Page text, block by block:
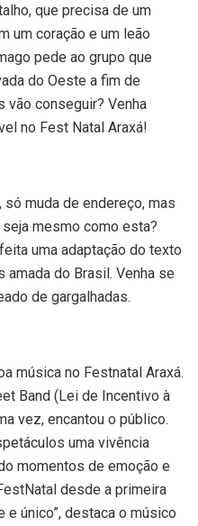
que precisa de um
um coração e um leão
pede ao grupo que
do Oeste a fim de
vão conseguir? Venha
no Fest Natal Araxá!
muda de endereço, mas
mesmo como esta?
uma adaptação do texto
do Brasil. Venha se
de gargalhadas.
música no Festnatal Araxá.
Band (Lei de Incentivo à
vez, encantou o público.
uma vivência
momentos de emoção e
desde a primeira
e único”, destaca o músico